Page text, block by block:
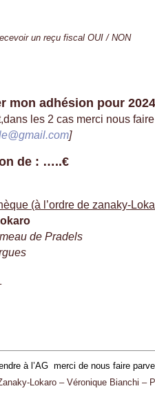
un reçu fiscal OUI / NON
mon adhésion pour
les 2 cas merci nous
]
de : …..€
(à l’ordre de zanaky-
de Pradels
à l’AG merci de nous faire
Lokaro – Véronique Bianchi –